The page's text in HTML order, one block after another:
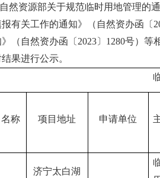
然资源部关于规范临时用地管理的
有关工作的通知》（自然资办函〔
（自然资办函〔 2023〕 1280号）等
果进行公示。
称 项目地址 申请单位
济宁太白湖